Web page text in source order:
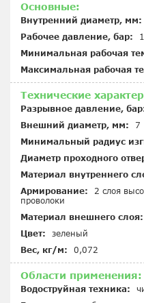
Основные:
Внутренний диаметр, мм:
Рабочее давление, бар:
Минимальная рабочая
Максимальная рабочая
Технические
Разрывное давление,
Внешний диаметр, мм:
7
Минимальный радиус
Диаметр проходного
Материал внутреннего
Армирование:
2 слоя
проволоки
Материал внешнего слоя:
Цвет:
зеленый
Вес, кг/м:
0,072
Области применения:
Водоструйная техника: